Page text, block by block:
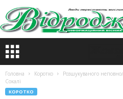
Головна Коротко
Розшукуваного
Сокалі
КОРОТКО